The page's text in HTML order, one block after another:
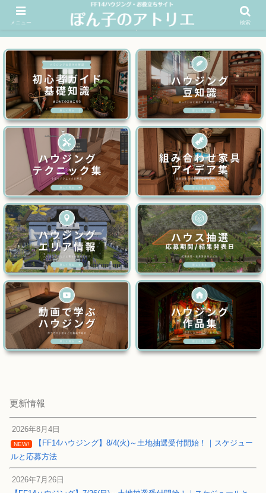
FF14ハウジングお役立ちサイト│ぽん子のアトリエを応援 >>
更新情報
2026年8月4日
NEW!
【FF14ハウジング】8/4(火)～土地抽選受付開始！｜スケジュー
ルと応募方法
2026年7月26日
メニュー 検索